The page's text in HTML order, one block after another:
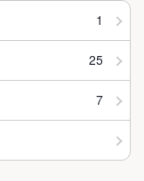
1
25
7